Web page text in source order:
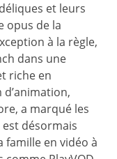
et leurs
opus de la
à la règle,
dans une
riche en
a marqué les
est désormais
famille en vidéo à